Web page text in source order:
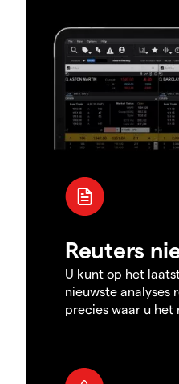
Reuters
U kunt op het
nieuwste analyses
precies waar u het